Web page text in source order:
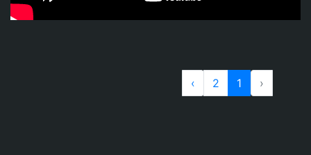
‹
1
2
›